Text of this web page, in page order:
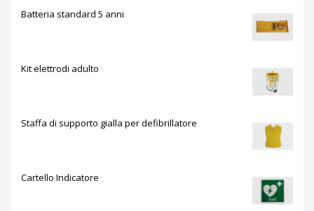
Batteria standard 5 anni
Kit elettrodi adulto
Staffa di supporto gialla per defibrillatore
Cartello Indicatore